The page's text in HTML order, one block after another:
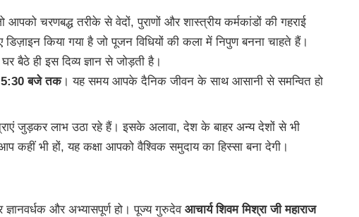
आपको चरणबद्ध तरीके से वेदों, पुराणों और शास्त्रीय कर्मकांडों की गहराई
किया गया है जो पूजन विधियों की कला में निपुण बनना चाहते हैं।
बैठे ही इस दिव्य ज्ञान से जोड़ती है।
बजे तक। यह समय आपके दैनिक जीवन के साथ आसानी से समन्वित हो
जुड़कर लाभ उठा रहे हैं। इसके अलावा, देश के बाहर अन्य देशों से भी
भी हों, यह कक्षा आपको वैश्विक समुदाय का हिस्सा बना देगी।
और अभ्यासपूर्ण हो। पूज्य गुरुदेव आचार्य शिवम मिश्रा जी महाराज